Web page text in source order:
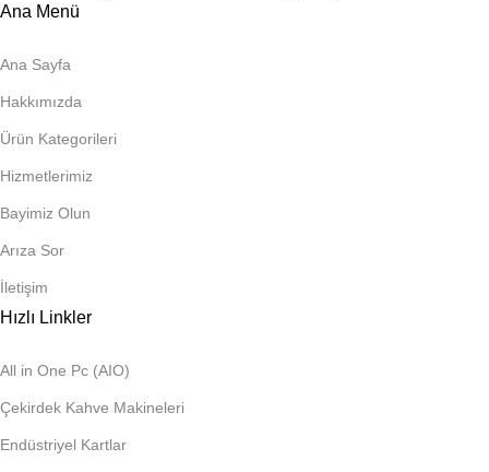
Ana Menü
Ana Sayfa
Hakkımızda
Ürün Kategorileri
Hizmetlerimiz
Bayimiz Olun
Arıza Sor
İletişim
Hızlı Linkler
All in One Pc (AIO)
Çekirdek Kahve Makineleri
Endüstriyel Kartlar